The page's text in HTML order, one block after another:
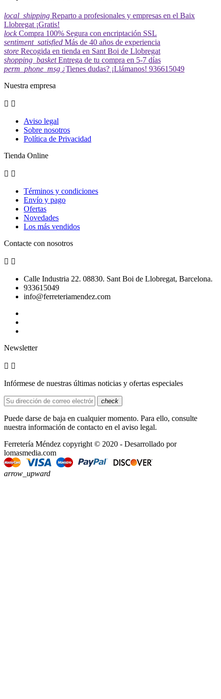
local_shipping Reparto a profesionales y empresas en el Baix
Llobregat ¡Gratis!
lock Compra 100% Segura con encriptación SSL
sentiment_satisfied Más de 40 años de experiencia
store Recogida en tienda en Sant Boi de Llobregat
shopping_basket Entrega de tu compra en 5-7 días
perm_phone_msg ¿Tienes dudas? ¡Llámanos! 936615049
Nuestra empresa
 
Aviso legal
Sobre nosotros
Política de Privacidad
Tienda Online
 
Términos y condiciones
Envío y pago
Ofertas
Novedades
Los más vendidos
Contacte con nosotros
 
Calle Industria 22. 08830. Sant Boi de Llobregat, Barcelona.
933615049
info@ferreteriamendez.com
Newsletter
 
Infórmese de nuestras últimas noticias y ofertas especiales
check
Puede darse de baja en cualquier momento. Para ello, consulte
nuestra información de contacto en el aviso legal.
Ferretería Méndez copyright © 2020 - Desarrollado por
lomasmedia.com
arrow_upward